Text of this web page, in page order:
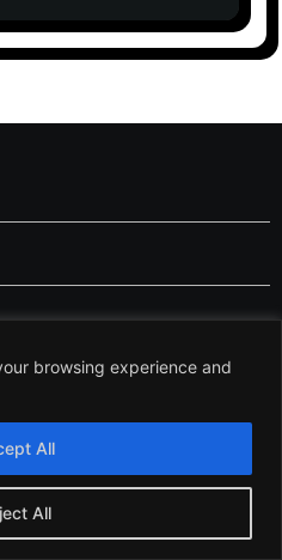
browsing experience and
All
All